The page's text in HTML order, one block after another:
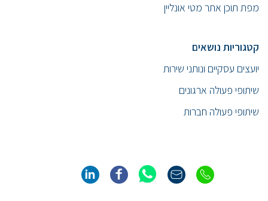
מפת תוכן אתר מטי אונליין
קטגוריות נושאים
יועצים עסקיים ונותני שירות
שיתופי פעולה ארגונים
שיתופי פעולה חברות